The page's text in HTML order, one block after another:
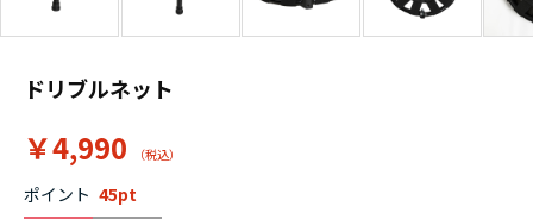
ドリブルネット
￥4,990
ポイント 45